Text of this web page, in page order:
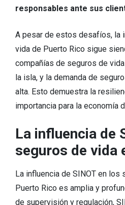
responsables ante sus
A pesar de estos desafíos, la
vida de Puerto Rico sigue
compañías de seguros de
la isla, y la demanda de
alta. Esto demuestra la
importancia para la economía
La influencia de
seguros de vida
La influencia de SINOT en los
Puerto Rico es amplia y
de supervisión y regulación,